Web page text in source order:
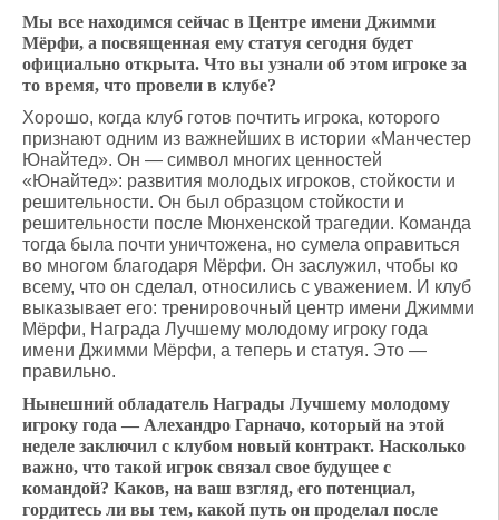
Мы все находимся сейчас в Центре имени Джимми
Мёрфи, а посвященная ему статуя сегодня будет
официально открыта. Что вы узнали об этом игроке за
то время, что провели в клубе?
Хорошо, когда клуб готов почтить игрока, которого
признают одним из важнейших в истории «Манчестер
Юнайтед». Он — символ многих ценностей
«Юнайтед»: развития молодых игроков, стойкости и
решительности. Он был образцом стойкости и
решительности после Мюнхенской трагедии. Команда
тогда была почти уничтожена, но сумела оправиться
во многом благодаря Мёрфи. Он заслужил, чтобы ко
всему, что он сделал, относились с уважением. И клуб
выказывает его: тренировочный центр имени Джимми
Мёрфи, Награда Лучшему молодому игроку года
имени Джимми Мёрфи, а теперь и статуя. Это —
правильно.
Нынешний обладатель Награды Лучшему молодому
игроку года — Алехандро Гарначо, который на этой
неделе заключил с клубом новый контракт. Насколько
важно, что такой игрок связал свое будущее с
командой? Каков, на ваш взгляд, его потенциал,
гордитесь ли вы тем, какой путь он проделал после